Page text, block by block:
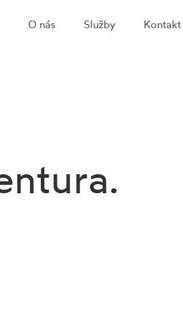
O nás Služby Kontakt